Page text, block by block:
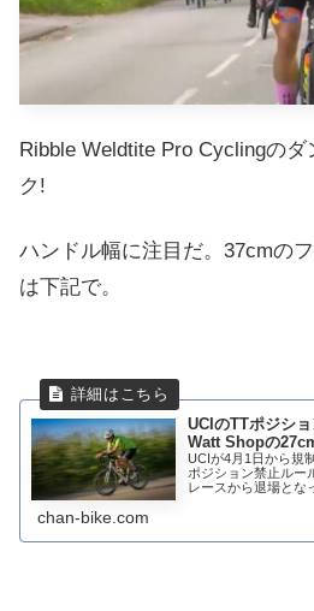
Ribble Weldtite Pro Cyclingの
ク!
ハンドル幅に注目だ。37cmの
は下記で。
UCIのTTポジシ
Watt Shopの
UCIが4月1日から規
ポジション禁止ルー
レースから退場とな
今年後半にも本格的
chan-bike.com